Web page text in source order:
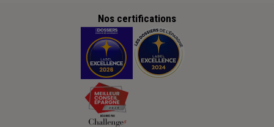
Nos certifications